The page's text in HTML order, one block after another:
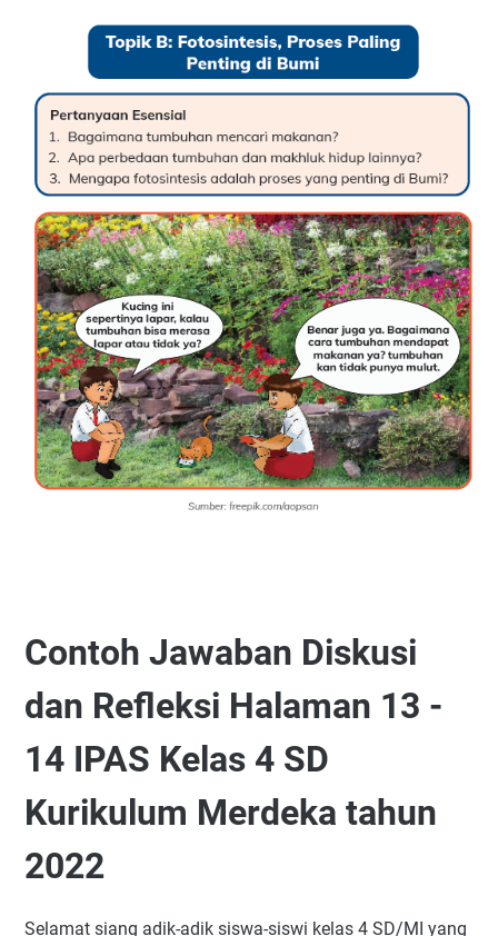
Contoh Jawaban Diskusi
dan Refleksi Halaman 13 -
14 IPAS Kelas 4 SD
Kurikulum Merdeka tahun
2022
Selamat siang adik-adik siswa-siswi kelas 4 SD/MI yang